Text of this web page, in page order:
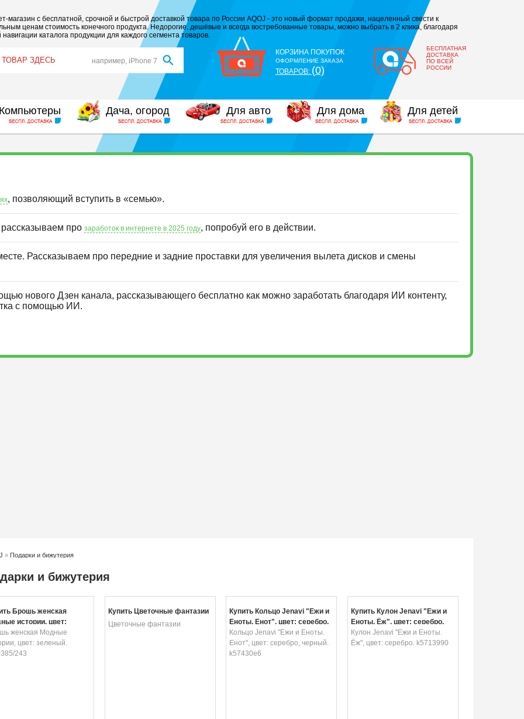
магазин с бесплатной, срочной и быстрой доставкой товара по России AQOJ - это новый формат продажи, нацеленный свести к
ценам стоимость конечного продукта. Недорогие, дешёвые и всегда востребованные товары, можно выбрать в 2 клика, благодаря
каталога продукции для каждого сегмента товаров.
например, iPhone 7
КОРЗИНА ПОКУПОК
ОФОРМЛЕНИЕ ЗАКАЗА
ТОВАРОВ: (0)
БЕСПЛАТНАЯ
ДОСТАВКА
ПО ВСЕЙ
РОССИИ
Компьютеры Дача, огород Для авто Для дома Для детей
, позволяющий вступить в «семью».
про заработок в интернете в 2025 году, попробуй его в действии.
Рассказываем про передние и задние проставки для увеличения вылета дисков и смены
нового Дзен канала, рассказывающего бесплатно как можно заработать благодаря ИИ контенту,
с помощью ИИ.
» Подарки и бижутерия
и бижутерия
Брошь женская
истории, цвет:
19/0385/243
женская Модные
цвет: зеленый.
243
Купить Цветочные фантазии
Цветочные фантазии
Купить Кольцо Jenavi "Ежи и
Еноты. Енот", цвет: серебро,
черный. k57430e6
Кольцо Jenavi "Ежи и Еноты.
Енот", цвет: серебро, черный.
k57430e6
Купить Кулон Jenavi "Ежи и
Еноты. Ёж", цвет: серебро.
k5713990
Кулон Jenavi "Ежи и Еноты.
Ёж", цвет: серебро. k5713990